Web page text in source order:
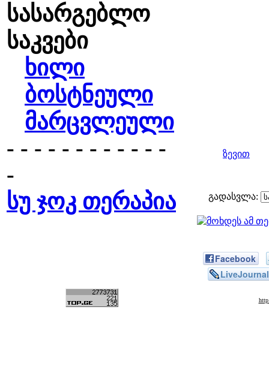
სასარგებლო
საკვები
ხილი
ბოსტნეული
მარცვლეული
- - - - - - - - - - - -
-
სუ ჯოკ თერაპია
ზევით
გადასვლა:
Facebook
LiveJournal